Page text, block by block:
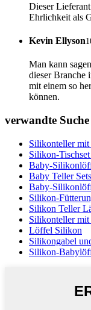
Dieser
Ehrlichkeit als
Kevin Ellyson
Man kann
dieser Branche
mit einem so
können.
verwandte Suche
Silikonteller mit
Silikon-
Baby-
Baby Teller
Baby-
Silikon-
Silikon Teller
Silikonteller
Löffel Silikon
Silikongabel
Silikon-